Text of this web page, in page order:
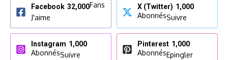
Facebook 32,000Fans
J'aime
X (Twitter) 1,000
AbonnésSuivre
Instagram 1,000
AbonnésSuivre
Pinterest 1,000
AbonnésEpingler